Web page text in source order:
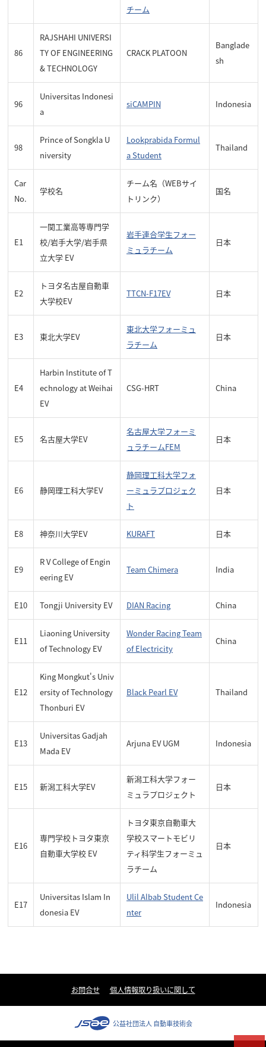
チーム
86
RAJSHAHI UNIVERSI
TY OF ENGINEERING
& TECHNOLOGY
CRACK PLATOON
Banglade
sh
96
Universitas Indonesi
a
siCAMPIN Indonesia
98
Prince of Songkla U
niversity
Lookprabida Formul
a Student
Thailand
Car
No.
学校名
チーム名（WEBサイ
トリンク）
国名
E1
一関工業高等専門学
校/岩手大学/岩手県
立大学 EV
岩手連合学生フォー
ミュラチーム
日本
E2
トヨタ名古屋自動車
大学校EV
TTCN-F17EV 日本
E3 東北大学EV
東北大学フォーミュ
ラチーム
日本
E4
Harbin Institute of T
echnology at Weihai
EV
CSG-HRT China
E5 名古屋大学EV
名古屋大学フォーミ
ュラチームFEM
日本
E6 静岡理工科大学EV
静岡理工科大学フォ
ーミュラプロジェク
ト
日本
E8 神奈川大学EV KURAFT 日本
E9
R V College of Engin
eering EV
Team Chimera India
E10 Tongji University EV DIAN Racing China
E11
Liaoning University
of Technology EV
Wonder Racing Team
of Electricity
China
E12
King Mongkut's Univ
ersity of Technology
Thonburi EV
Black Pearl EV Thailand
E13
Universitas Gadjah
Mada EV
Arjuna EV UGM Indonesia
E15 新潟工科大学EV
新潟工科大学フォー
ミュラプロジェクト
日本
E16
専門学校トヨタ東京
自動車大学校 EV
トヨタ東京自動車大
学校スマートモビリ
ティ科学生フォーミュ
ラチーム
日本
E17
Universitas Islam In
donesia EV
Ulil Albab Student Ce
nter
Indonesia
お問合せ 個人情報取り扱いに関して
公益社団法人 自動車技術会